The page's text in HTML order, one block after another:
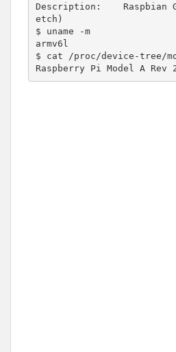
Description:    Raspbian
etch)
$ uname -m
armv6l
$ cat /proc/device-tree/
Raspberry Pi Model A Rev